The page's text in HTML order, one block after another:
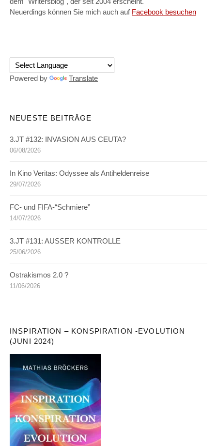
Neuerdings können Sie mich auch auf Facebook besuchen
Powered by Translate
NEUESTE BEITRÄGE
3.JT #132: INVASION AUS CEUTA?
06/08/2026
In Kino Veritas: Odyssee als Antiheldenreise
29/07/2026
FC- und FIFA-“Schmiere”
14/07/2026
3.JT #131: AUSSER KONTROLLE
25/06/2026
Ostrakismos 2.0 ?
11/06/2026
INSPIRATION – KONSPIRATION -EVOLUTION
(JUNI 2024)